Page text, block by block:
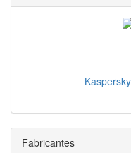
Fabricantes